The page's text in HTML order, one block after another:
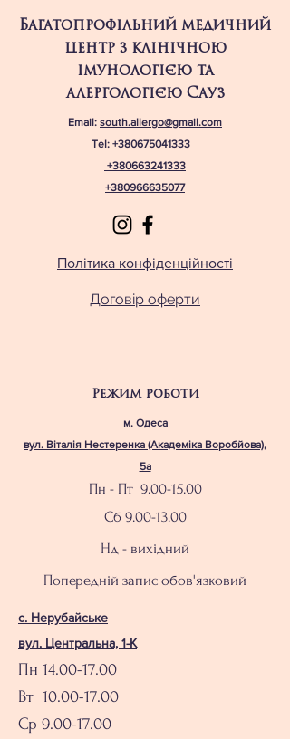
Багатопрофільний медичний
центр з клінічною
імунологією та
алергологією Сауз
Email: south.allergo@gmail.com
Tel: +380675041333
+380663241333
+380966635077
Політика конфіденційності
Договір оферти
Режим роботи
м. Одеса
вул. Віталія Нестеренка (Академіка Воробйова),
5а
Пн - Пт 9.00-15.00
Сб 9.00-13.00
Нд - вихідний
Попередній запис обов'язковий
с. Нерубайське
вул. Центральна, 1-К
Пн 14.00-17.00
Вт 10.00-17.00
Ср 9.00-17.00